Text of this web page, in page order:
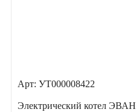
Арт: УТ000008422
Электрический котел ЭВАН